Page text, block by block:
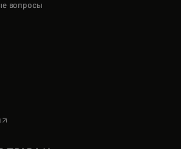
вопросы
tab
tab
opens in a new tab